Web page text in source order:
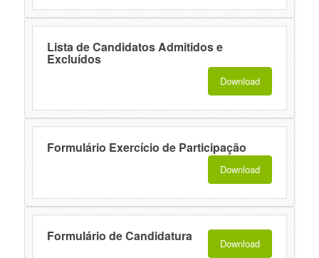
Lista de Candidatos Admitidos e
Excluídos
Download
Formulário Exercício de Participação
Download
Formulário de Candidatura Download